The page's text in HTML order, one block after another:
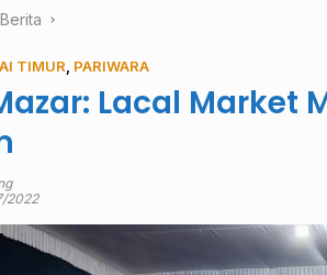
Berita
TIMUR PARIWARA
Lacal Market
2022